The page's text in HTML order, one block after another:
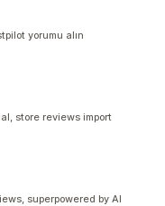
yorumu alın
store reviews import
superpowered by AI